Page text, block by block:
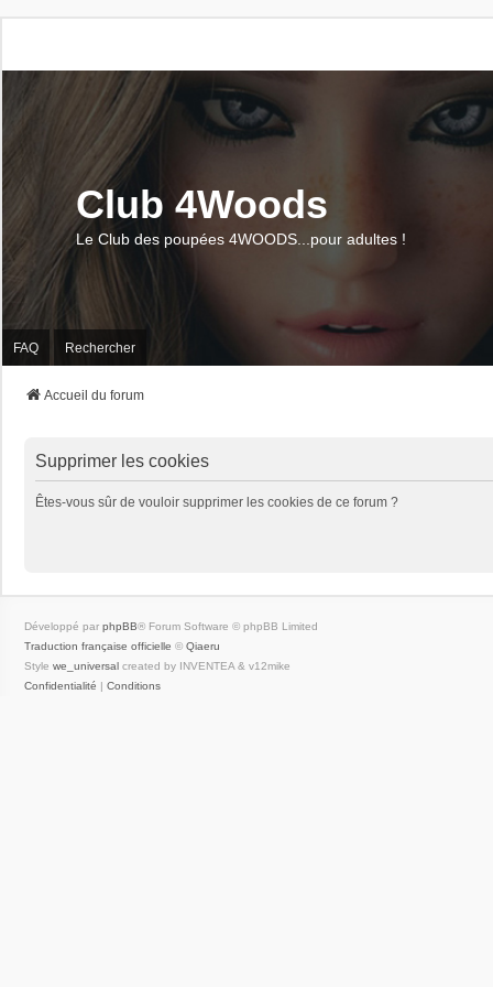
Club 4Woods
Le Club des poupées 4WOODS...pour adultes !
FAQ Rechercher
Accueil du forum
Supprimer les cookies
Êtes-vous sûr de vouloir supprimer les cookies de ce forum ?
Développé par phpBB® Forum Software © phpBB Limited
Traduction française officielle © Qiaeru
Style we_universal created by INVENTEA & v12mike
Confidentialité | Conditions